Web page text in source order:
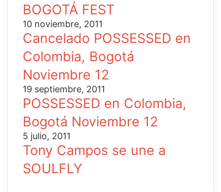
BOGOTÁ FEST
10 noviembre, 2011
Cancelado POSSESSED en
Colombia, Bogotá
Noviembre 12
19 septiembre, 2011
POSSESSED en Colombia,
Bogotá Noviembre 12
5 julio, 2011
Tony Campos se une a
SOULFLY